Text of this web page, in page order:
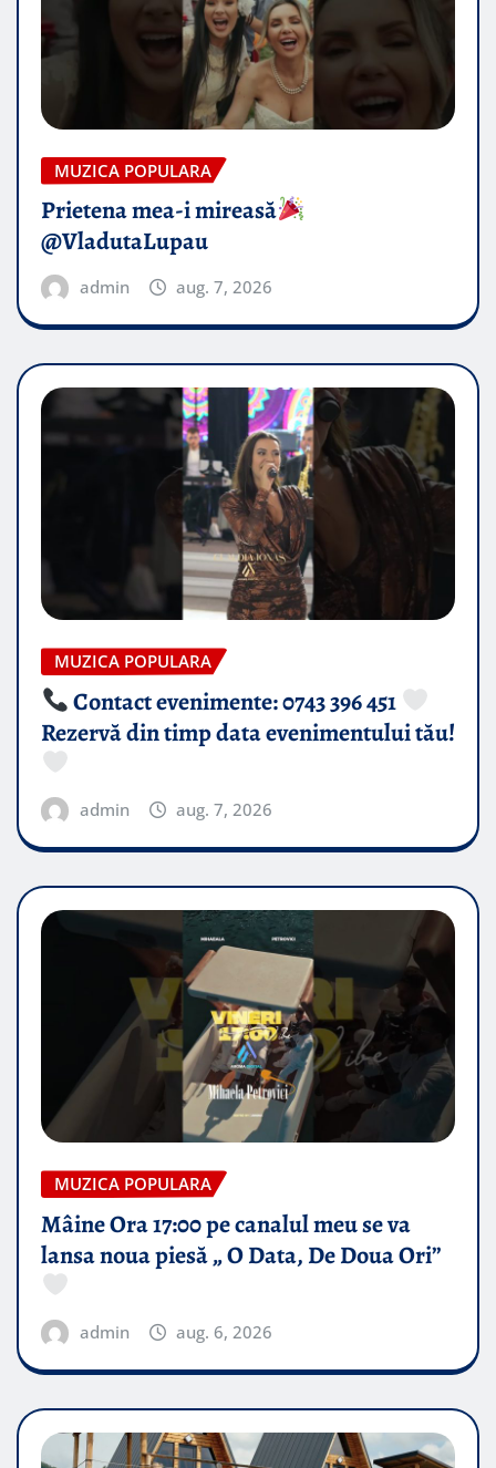
MUZICA POPULARA
Prietena mea-i mireasă​
@VladutaLupau
admin aug. 7, 2026
MUZICA POPULARA
Contact evenimente: 0743 396 451
Rezervă din timp data evenimentului tău!
admin aug. 7, 2026
MUZICA POPULARA
Mâine Ora 17:00 pe canalul meu se va
lansa noua piesă „ O Data, De Doua Ori”
admin aug. 6, 2026